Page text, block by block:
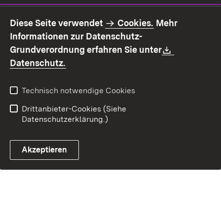
Benutzungshinweise
Erklärung zur
Barrierefreiheit
Kontakt
Fehlerhaften Link melden
Diese Seite verwendet Cookies. Mehr
Informationen zur Datenschutz-
Grundverordnung erfahren Sie unter
Datenschutz.
Technisch notwendige Cookies
Drittanbieter-Cookies (Siehe
Datenschutzerklärung.)
Akzeptieren